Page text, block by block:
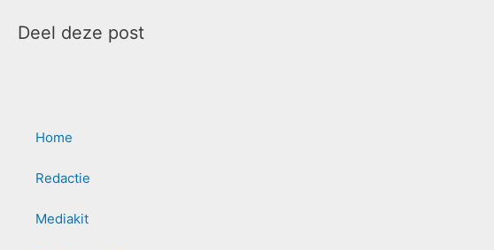
Deel deze post
Home
Redactie
Mediakit